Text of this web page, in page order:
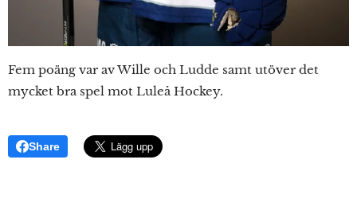
Fem poäng var av Wille och Ludde samt utöver det
mycket bra spel mot Luleå Hockey.
Share